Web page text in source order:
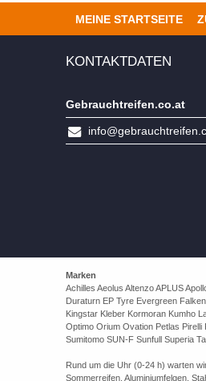
MEINE STARTSEITE
KONTAKTDATEN
Gebrauchtreifen.co.at
Marken
Achilles Aeolus Altenzo APLUS
Duraturn EP Tyre Evergreen
Kingstar Kleber Kormoran Kumho
Optimo Orium Ovation Petlas
Sumitomo SUN-F Sunfull Superia
Rund um die Uhr (0-24 h) warten
Sommerreifen, Aluminiumfelgen,